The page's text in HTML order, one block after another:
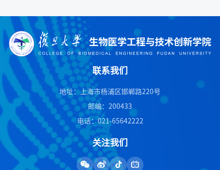
联系我们
地址：上海市杨浦区邯郸路220号
邮编：200433
电话：021-65642222
关注我们